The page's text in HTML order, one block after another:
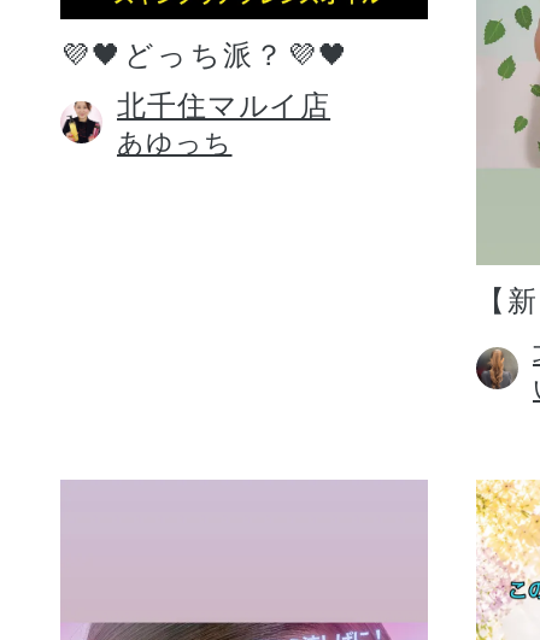
💜🖤どっち派？💜🖤
北千住マルイ店
あゆっち
【